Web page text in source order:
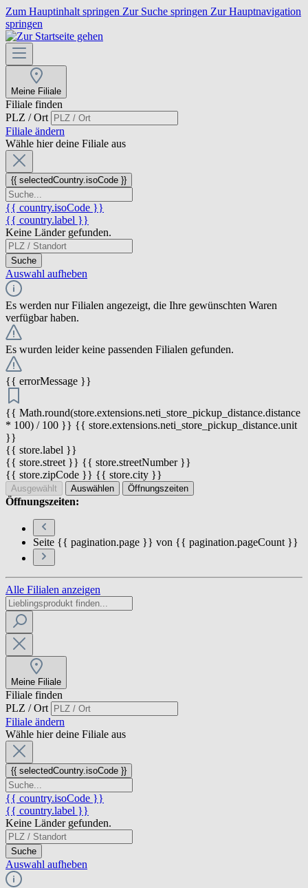
Zum Hauptinhalt springen Zur Suche springen Zur Hauptnavigation
springen
Meine Filiale
Filiale finden
PLZ / Ort
Filiale ändern
Wähle hier deine Filiale aus
{{ selectedCountry.isoCode }}
{{ country.isoCode }}
{{ country.label }}
Keine Länder gefunden.
Suche
Auswahl aufheben
Es werden nur Filialen angezeigt, die Ihre gewünschten Waren
verfügbar haben.
Es wurden leider keine passenden Filialen gefunden.
{{ errorMessage }}
{{ Math.round(store.extensions.neti_store_pickup_distance.distance
* 100) / 100 }} {{ store.extensions.neti_store_pickup_distance.unit
}}
{{ store.label }}
{{ store.street }} {{ store.streetNumber }}
{{ store.zipCode }} {{ store.city }}
Ausgewählt Auswählen Öffnungszeiten
Öffnungszeiten:
Seite {{ pagination.page }} von {{ pagination.pageCount }}
Alle Filialen anzeigen
Meine Filiale
Filiale finden
PLZ / Ort
Filiale ändern
Wähle hier deine Filiale aus
{{ selectedCountry.isoCode }}
{{ country.isoCode }}
{{ country.label }}
Keine Länder gefunden.
Suche
Auswahl aufheben